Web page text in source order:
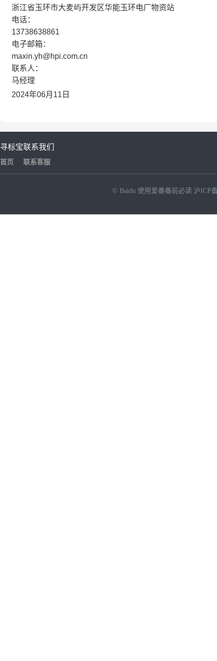
浙江省玉环市大麦屿开发区华能玉环电厂物资站
电话：
13738638861
电子邮箱：
maxin.yh@hpi.com.cn
联系人：
马经理
2024年06月11日
寻标宝
首页
联系我们
联系客服
© Baidu 使用爱番番前必读 沪ICP